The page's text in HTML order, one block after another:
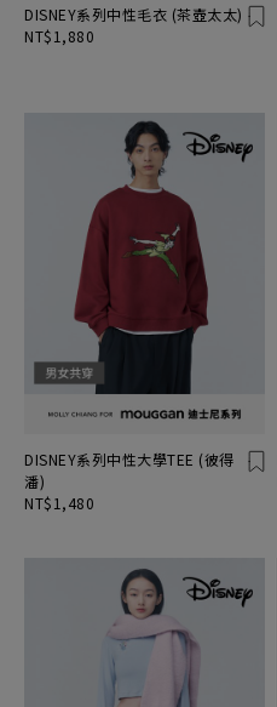
DISNEY系列中性毛衣 (茶壺太太)
NT$1,880
DISNEY系列中性大學TEE (彼得
潘)
NT$1,480